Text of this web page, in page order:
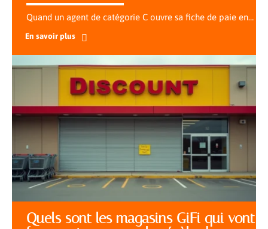
Quand un agent de catégorie C ouvre sa fiche de paie en…
En savoir plus
Quels sont les magasins GiFi qui vont